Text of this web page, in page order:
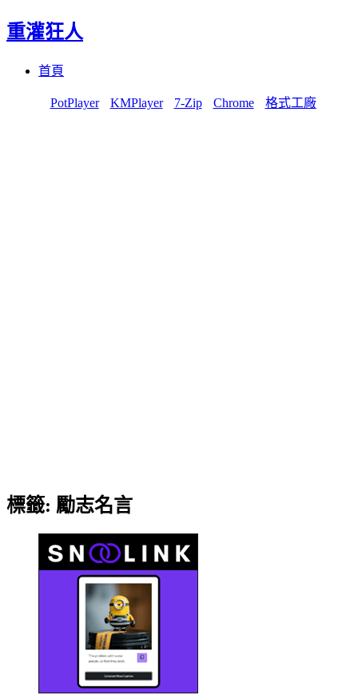
重灌狂人
首頁
PotPlayer KMPlayer 7-Zip Chrome 格式工廠
標籤: 勵志名言